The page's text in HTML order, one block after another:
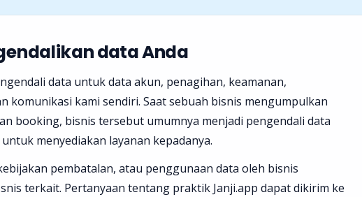
data Anda
data untuk data akun, penagihan, keamanan,
komunikasi kami sendiri. Saat sebuah bisnis mengumpulkan
booking, bisnis tersebut umumnya menjadi pengendali data
menyediakan layanan kepadanya.
pembatalan, atau penggunaan data oleh bisnis
terkait. Pertanyaan tentang praktik Janji.app dapat dikirim ke